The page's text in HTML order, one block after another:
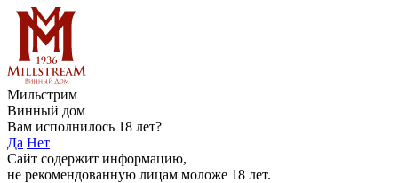
Мильстрим
Винный дом
Вам исполнилось 18 лет?
Да Нет
Сайт содержит информацию,
не рекомендованную лицам моложе 18 лет.